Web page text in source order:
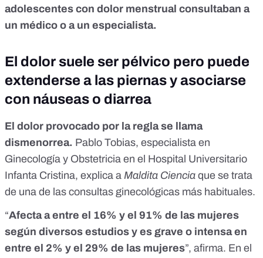
adolescentes con dolor menstrual consultaban a
un médico o a un especialista.
El dolor suele ser pélvico pero puede
extenderse a las piernas y asociarse
con náuseas o diarrea
El dolor provocado por la regla se llama
dismenorrea. Pablo Tobias, especialista en
Ginecología y Obstetricia en el Hospital Universitario
Infanta Cristina, explica a Maldita Ciencia que se trata
de una de las consultas ginecológicas más habituales.
“Afecta a entre el 16% y el 91% de las mujeres
según diversos estudios y es grave o intensa en
entre el 2% y el 29% de las mujeres”, afirma. En el